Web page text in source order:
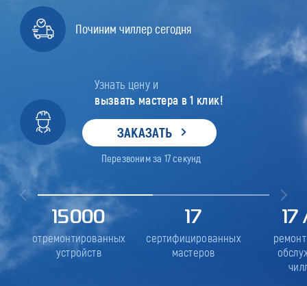
Починим чиллер сегодня
Узнать цену и
вызвать мастера в 1 клик!
ЗАКАЗАТЬ
Перезвоним за 17секунд
15000
отремонтированных
устройств
17
сертифицированных
мастеров
17